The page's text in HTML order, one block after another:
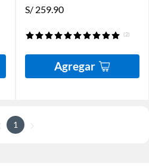
S/ 259.90
(2)
Agregar
1